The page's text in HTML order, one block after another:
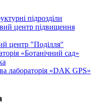
підрозділи
центр підвищення
центр "Поділля"
«Ботанічний сад»
лабораторія «DAK GPS»